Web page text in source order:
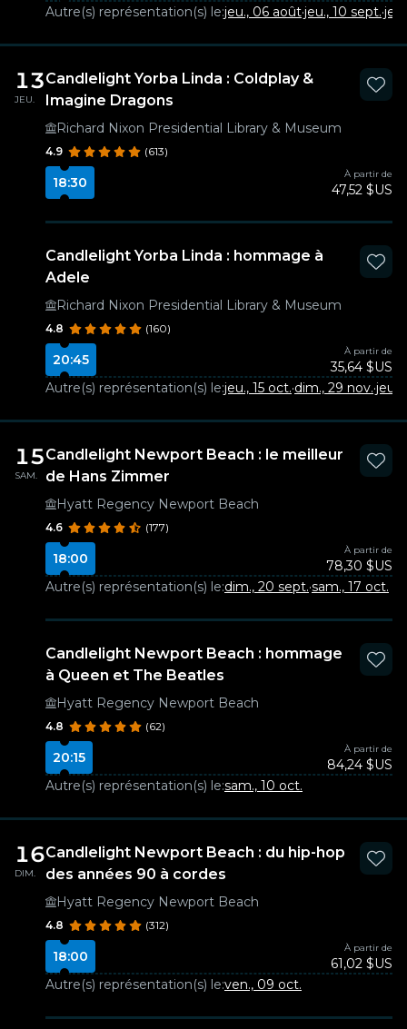
Autre(s) représentation(s) le:jeu., 06 août·jeu., 10 sept.·
13
JEU.
Candlelight Yorba Linda : Coldplay &
Imagine Dragons
Richard Nixon Presidential Library & Museum
4.9 (613)
18:30
À partir de
47,52 $US
Candlelight Yorba Linda : hommage à
Adele
Richard Nixon Presidential Library & Museum
4.8 (160)
20:45
À partir de
35,64 $US
Autre(s) représentation(s) le:jeu., 15 oct.·dim., 29 nov.·jeu.,
15
SAM.
Candlelight Newport Beach : le meilleur
de Hans Zimmer
Hyatt Regency Newport Beach
4.6 (177)
18:00
À partir de
78,30 $US
Autre(s) représentation(s) le:dim., 20 sept.·sam., 17 oct.
Candlelight Newport Beach : hommage
à Queen et The Beatles
Hyatt Regency Newport Beach
4.8 (62)
20:15
À partir de
84,24 $US
Autre(s) représentation(s) le:sam., 10 oct.
16
DIM.
Candlelight Newport Beach : du hip-hop
des années 90 à cordes
Hyatt Regency Newport Beach
4.8 (312)
18:00
À partir de
61,02 $US
Autre(s) représentation(s) le:ven., 09 oct.